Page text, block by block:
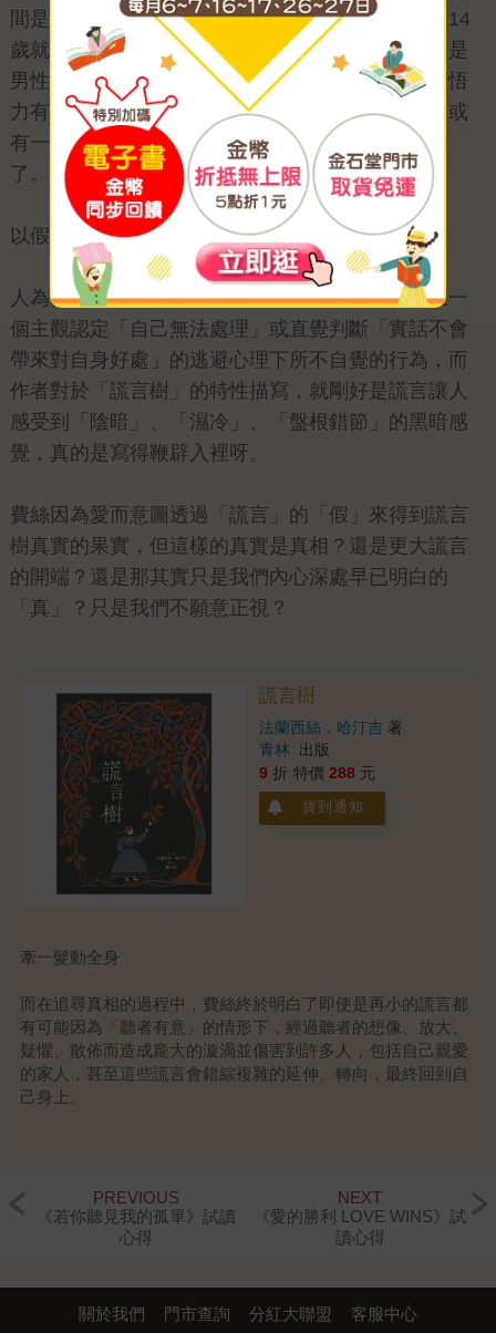
間是在維多利亞時期，當時的女性即使如費絲這樣14
歲就可以看懂許多科學類的書的天才依然被認為只是
男性的附屬品，甚至大多數的人都確信著「女人領悟
力有限」或是「女孩不像男孩一樣勇敢，或聰明，或
有一技之長。女孩若是心地不善良，就什麼也不是
了。」這些現在看來可笑至極的觀點呢！
以假辨真
人為何會利用「謊言」呢？其實說穿了只是當處在一
個主觀認定「自己無法處理」或直覺判斷「實話不會
帶來對自身好處」的逃避心理下所不自覺的行為，而
作者對於「謊言樹」的特性描寫，就剛好是謊言讓人
感受到「陰暗」、「濕冷」、「盤根錯節」的黑暗感
覺，真的是寫得鞭辟入裡呀。
費絲因為愛而意圖透過「謊言」的「假」來得到謊言
樹真實的果實，但這樣的真實是真相？還是更大謊言
的開端？還是那其實只是我們內心深處早已明白的
「真」？只是我們不願意正視？
謊言樹
法蘭西絲．哈汀吉 著
青林
出版
9 折 特價 288 元
貨到通知
牽一髮動全身
而在追尋真相的過程中，費絲終於明白了即使是再小的謊言都
有可能因為「聽者有意」的情形下，經過聽者的想像、放大、
疑懼、散佈而造成龐大的漩渦並傷害到許多人，包括自己親愛
的家人，甚至這些謊言會錯綜複雜的延伸、轉向，最終回到自
己身上。
費絲看到了原本熱情、愛弟弟的自己變成冷漠、急躁、冷血甚
至覺得弟弟是累贅時終於驚覺謊言樹不是找尋真相的方向，因
此她決定將一切攤在陽光下，讓謊言燃燒殆盡，並透過這樣的
費絲透過這一連串的事件將原本只是閉著眼睛崇拜父權的逃避
PREVIOUS
《若你聽見我的孤單》試讀
心得
NEXT
《愛的勝利 LOVE WINS》試
讀心得
關於我們 門市查詢 分紅大聯盟 客服中心